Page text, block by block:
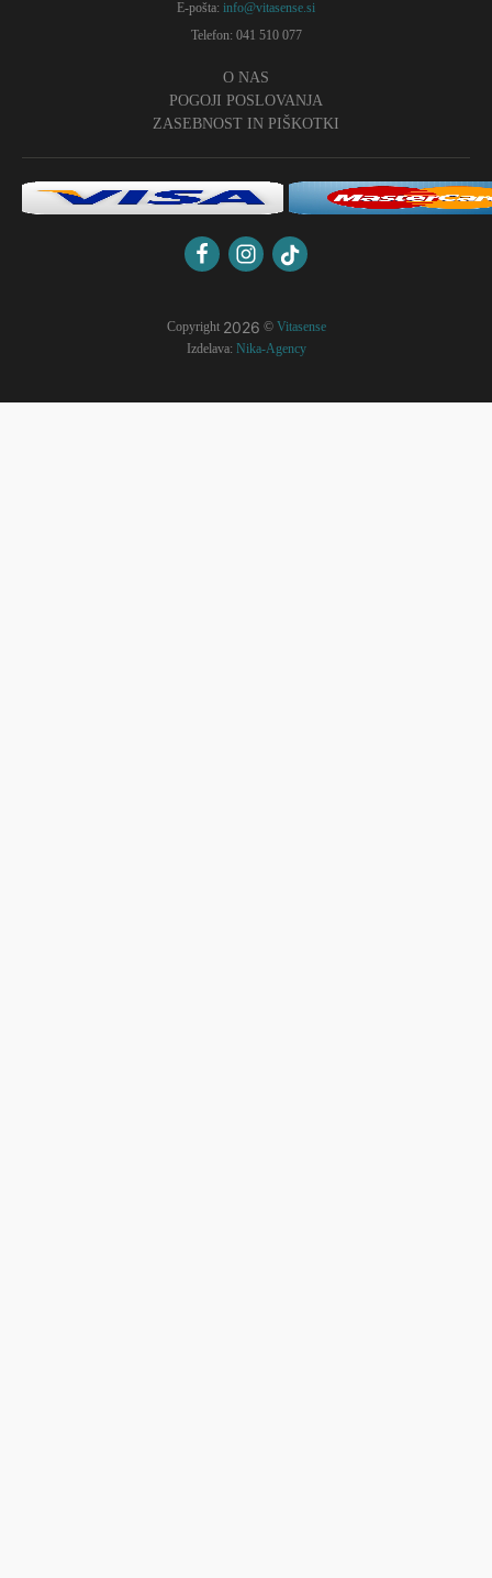
E-pošta: info@vitasense.si
Telefon: 041 510 077
O NAS
POGOJI POSLOVANJA
ZASEBNOST IN PIŠKOTKI
Copyright 2026 © Vitasense
Izdelava: Nika-Agency